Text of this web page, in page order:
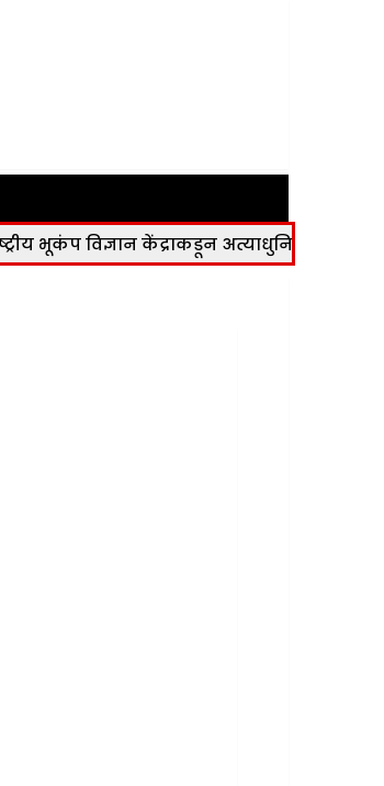
केंद्राकडून अत्याधुनिक भूकंप मापन केंद्र